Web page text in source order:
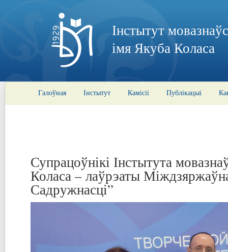
Інстытут
імя Якуба Коласа
Галоўная Інстытут Камісіі Публікацыі
Супрацоўнікі Інстытута
Коласа – лаўрэаты
Садружнасці”